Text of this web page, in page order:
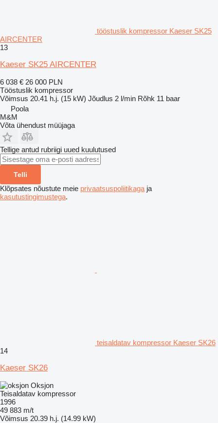
tööstuslik kompressor Kaeser SK25
AIRCENTER
13
Kaeser SK25 AIRCENTER
6 038 € 26 000 PLN
Tööstuslik kompressor
Võimsus 20.41 h.j. (15 kW) Jõudlus 2 l/min Rõhk 11 baar
Poola
M&M
Võta ühendust müüjaga
Tellige antud rubriigi uued kuulutused
Telli
Klõpsates nõustute meie privaatsuspoliitikaga ja
kasutustingimustega.
teisaldatav kompressor Kaeser SK26
14
Kaeser SK26
Oksjon
Teisaldatav kompressor
1996
49 883 m/t
Võimsus 20.39 h.j. (14.99 kW)